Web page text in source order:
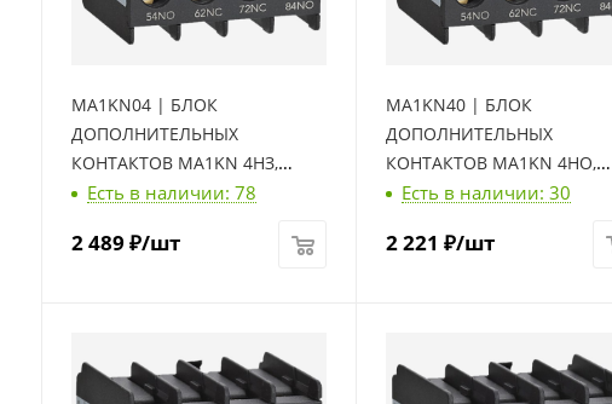
MA1KN04 | БЛОК
ДОПОЛНИТЕЛЬНЫХ
КОНТАКТОВ MA1KN 4НЗ,
Systeme Electric
Есть в наличии: 78
2 489 ₽/шт
MA1KN40 | БЛОК
ДОПОЛНИТЕЛЬНЫХ
КОНТАКТОВ MA1KN 4НО,
Systeme Electric
Есть в наличии: 30
2 221 ₽/шт